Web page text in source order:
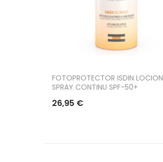
FOTOPROTECTOR ISDIN LOCION
SPRAY CONTINU SPF-50+
26,95 €